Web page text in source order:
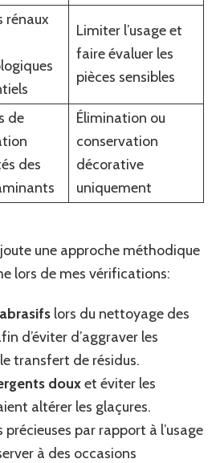
rénaux
Limiter l’usage et
faire évaluer les
pièces sensibles
de
des
Élimination ou
conservation
décorative
uniquement
une approche méthodique
lors de mes vérifications:
lors du nettoyage des
d’éviter d’aggraver les
transfert de résidus.
douxet éviter les
altérer les glaçures.
précieuses par rapport à l’usage
à des occasions